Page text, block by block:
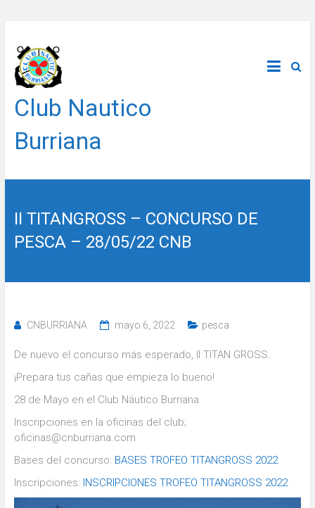
contenido
Club Nautico
Burriana
II TITANGROSS – CONCURSO DE
PESCA – 28/05/22 CNB
CNBURRIANA mayo 6, 2022 pesca
De nuevo el concurso más esperado, II TITAN GROSS.
¡Prepara tus cañas que empieza lo bueno!
28 de Mayo en el Club Náutico Burriana
Inscripciones en la oficinas del club;
oficinas@cnburriana.com
Bases del concurso: BASES TROFEO TITANGROSS 2022
Inscripciones: INSCRIPCIONES TROFEO TITANGROSS 2022